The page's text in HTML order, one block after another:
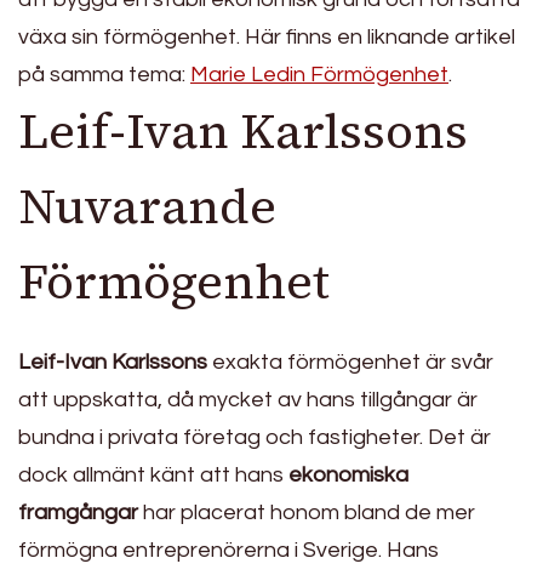
växa sin förmögenhet. Här finns en liknande artikel
på samma tema: Marie Ledin Förmögenhet.
Leif-Ivan Karlssons
Nuvarande
Förmögenhet
Leif-Ivan Karlssons exakta förmögenhet är svår
att uppskatta, då mycket av hans tillgångar är
bundna i privata företag och fastigheter. Det är
dock allmänt känt att hans ekonomiska
framgångarhar placerat honom bland de mer
förmögna entreprenörerna i Sverige. Hans